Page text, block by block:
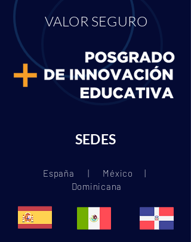
VALOR SEGURO
SEDES
España | México |
Dominicana